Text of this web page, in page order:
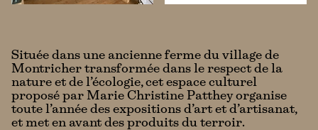
Située dans une ancienne ferme du village de
Montricher transformée dans le respect de la
nature et de l’écologie, cet espace culturel
proposé par Marie Christine Patthey organise
toute l’année des expositions d’art et d’artisanat,
et met en avant des produits du terroir.